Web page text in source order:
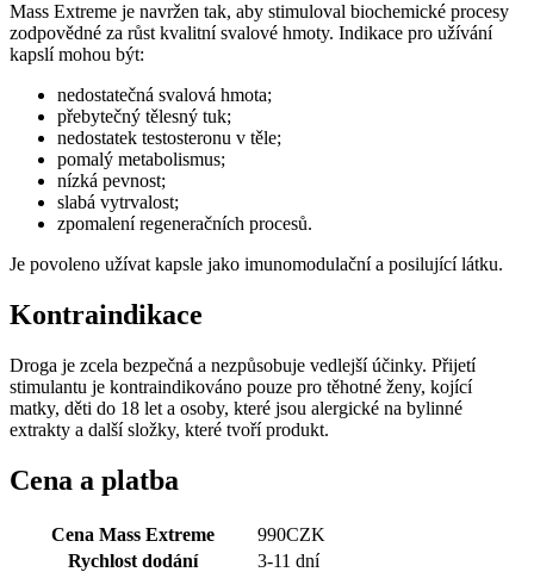
Mass Extreme je navržen tak, aby stimuloval biochemické procesy
zodpovědné za růst kvalitní svalové hmoty. Indikace pro užívání
kapslí mohou být:
nedostatečná svalová hmota;
přebytečný tělesný tuk;
nedostatek testosteronu v těle;
pomalý metabolismus;
nízká pevnost;
slabá vytrvalost;
zpomalení regeneračních procesů.
Je povoleno užívat kapsle jako imunomodulační a posilující látku.
Kontraindikace
Droga je zcela bezpečná a nezpůsobuje vedlejší účinky. Přijetí
stimulantu je kontraindikováno pouze pro těhotné ženy, kojící
matky, děti do 18 let a osoby, které jsou alergické na bylinné
extrakty a další složky, které tvoří produkt.
Cena a platba
Cena Mass Extreme 990CZK
Rychlost dodání
3-11 dní